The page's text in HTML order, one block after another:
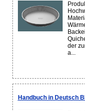
der
a...
Handbuch in Deutsch